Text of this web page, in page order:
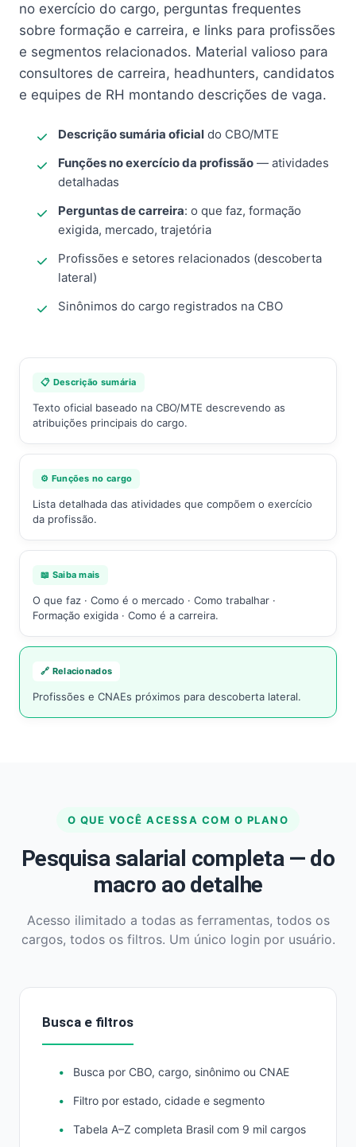
no exercício do cargo, perguntas frequentes
sobre formação e carreira, e links para profissões
e segmentos relacionados. Material valioso para
consultores de carreira, headhunters, candidatos
e equipes de RH montando descrições de vaga.
Descrição sumária oficial do CBO/MTE
Funções no exercício da profissão — atividades
detalhadas
Perguntas de carreira: o que faz, formação
exigida, mercado, trajetória
Profissões e setores relacionados (descoberta
lateral)
Sinônimos do cargo registrados na CBO
📋 Descrição sumária
Texto oficial baseado na CBO/MTE descrevendo as
atribuições principais do cargo.
⚙️ Funções no cargo
Lista detalhada das atividades que compõem o exercício
da profissão.
📖 Saiba mais
O que faz · Como é o mercado · Como trabalhar ·
Formação exigida · Como é a carreira.
🔗 Relacionados
Profissões e CNAEs próximos para descoberta lateral.
O QUE VOCÊ ACESSA COM O PLANO
Pesquisa salarial completa — do
macro ao detalhe
Acesso ilimitado a todas as ferramentas, todos os
cargos, todos os filtros. Um único login por usuário.
Busca e filtros
Busca por CBO, cargo, sinônimo ou CNAE
Filtro por estado, cidade e segmento
Tabela A–Z completa Brasil com 9 mil cargos